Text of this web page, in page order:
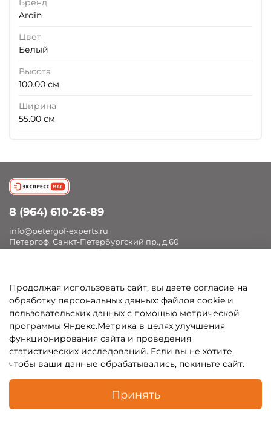
Бренд
Ardin
Цвет
Белый
Высота
100.00 см
Ширина
55.00 см
Покупателям
8 (964) 610-26-89
info@petergof-experts.ru
Петергоф, Санкт-Петербургский пр., д.60
Продолжая использовать сайт, вы даете согласие на
обработку персональных данных: файлов cookie и
пользовательских данных с помощью метрической
программы Яндекс.Метрика в целях улучшения
функционирования сайта и проведения
статистических исследований. Если вы не хотите,
чтобы ваши данные обрабатывались, покиньте сайт.
Принять